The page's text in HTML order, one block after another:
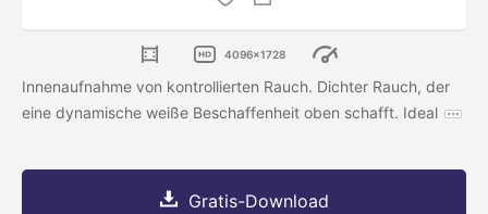
4096x1728
Innenaufnahme von kontrollierten Rauch. Dichter Rauch, der
eine dynamische weiße Beschaffenheit oben schafft. Ideal
Gratis-Download